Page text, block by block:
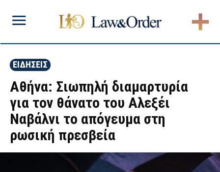
ΕΙΔΗΣΕΙΣ
Αθήνα: Σιωπηλή διαμαρτυρία
για τον θάνατο του Αλεξέι
Ναβάλνι το απόγευμα στη
ρωσική πρεσβεία